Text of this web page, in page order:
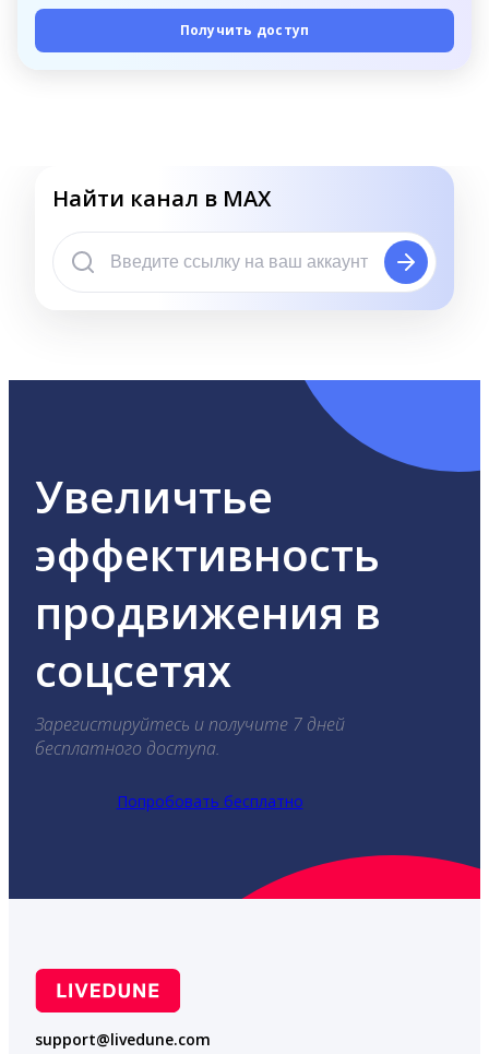
Получить доступ
Найти канал в MAX
Увеличтье
эффективность
продвижения в
соцсетях
Зарегистируйтесь и получите 7 дней
бесплатного доступа.
Попробовать бесплатно
support@livedune.com